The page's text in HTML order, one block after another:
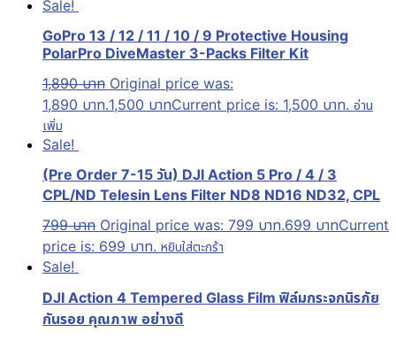
Sale!
GoPro 13 / 12 / 11 / 10 / 9 Protective Housing
PolarPro DiveMaster 3-Packs Filter Kit
1,890บาท Original price was:
1,890 บาท.1,500 บาทCurrent price is: 1,500 บาท. อ่าน
เพิ่ม
Sale!
(Pre Order 7-15 วัน) DJI Action 5 Pro / 4 / 3
CPL/ND Telesin Lens Filter ND8 ND16 ND32, CPL
799บาท Original price was: 799 บาท.699 บาทCurrent
price is: 699 บาท. หยิบใส่ตะกร้า
Sale!
DJI Action 4 Tempered Glass Film ฟิล์มกระจกนิรภัย
กันรอย คุณภาพ อย่างดี